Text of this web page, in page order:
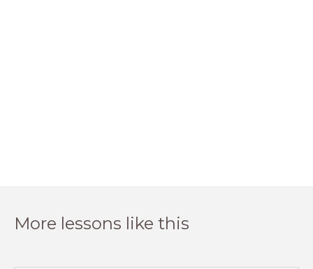
More lessons like this